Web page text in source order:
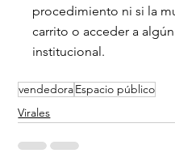
procedimiento ni si la
carrito o acceder a
institucional.
vendedoraEspacio público
Virales